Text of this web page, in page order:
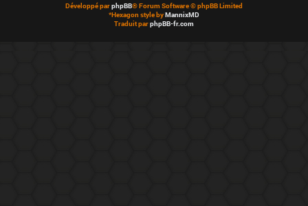
Développé parphpBB® Forum Software © phpBB Limited
*Hexagon style byMannixMD
Traduit parphpBB-fr.com